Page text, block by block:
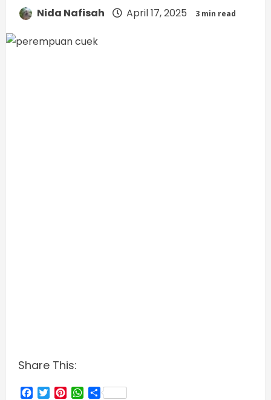
Nida Nafisah April 17, 2025 3 min read
Share This:
Facebook
TwitterPinterestWhatsApp
Share